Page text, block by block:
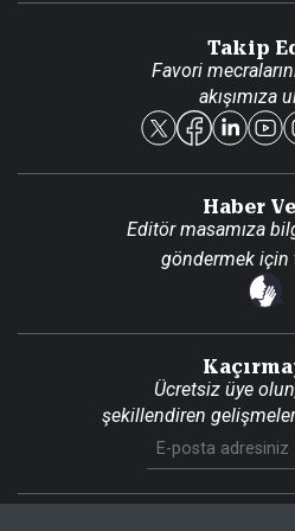
Reklam Ver
Takip
Favori
akışımıza
Haber
Editör masamıza
göndermek için
Ücretsiz üye
şekillendiren